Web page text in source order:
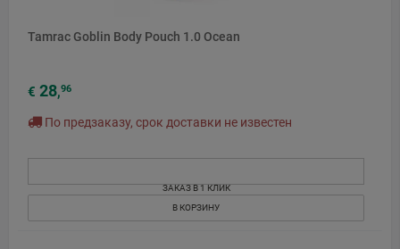
Tamrac Goblin Body Pouch 1.0 Ocean
€ 28,96
По предзаказу, срок доставки не известен
ЗАКАЗ В 1 КЛИК
В КОРЗИНУ